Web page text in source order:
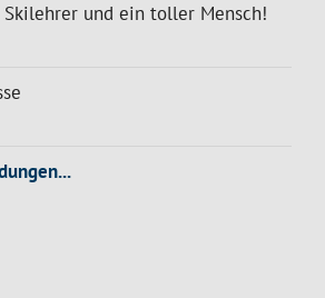
und ein toller Mensch!